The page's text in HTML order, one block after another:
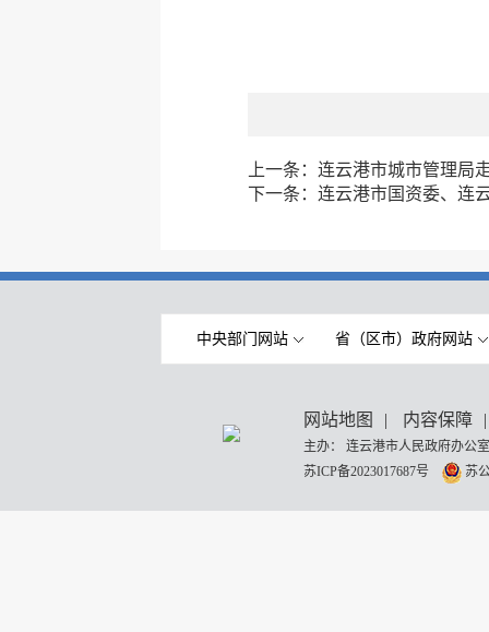
上一条： 连云港市城市管理局
下一条： 连云港市国资委、连
中央部门网站 省（区市）政府网站
网站地图 | 内容保障 |
主办： 连云港市人民政府办
苏ICP备2023017687号
苏